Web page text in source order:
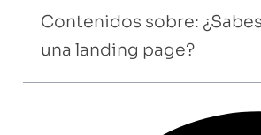
Contenidos sobre:
una landing page?